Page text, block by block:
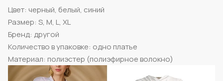
Цвет: черный, белый, синий
Размер: S, M, L, XL
Бренд: другой
Количество в упаковке: одно платье
Материал: полиэстер (полиэфирное волокно)